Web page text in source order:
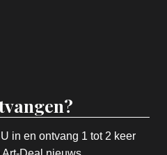
in en ontvang 1 tot 2 keer